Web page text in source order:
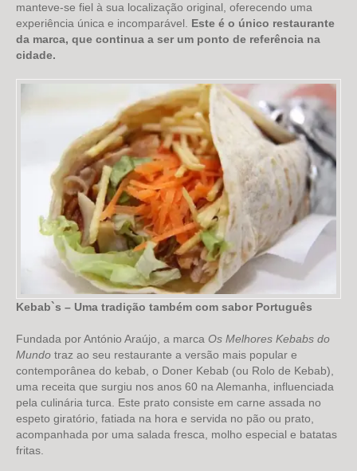
manteve-se fiel à sua localização original, oferecendo uma
experiência única e incomparável. Este é o único restaurante
da marca, que continua a ser um ponto de referência na
cidade.
Kebab`s – Uma tradição também com sabor Português
Fundada por António Araújo, a marca Os Melhores Kebabs do
Mundo traz ao seu restaurante a versão mais popular e
contemporânea do kebab, o Doner Kebab (ou Rolo de Kebab),
uma receita que surgiu nos anos 60 na Alemanha, influenciada
pela culinária turca. Este prato consiste em carne assada no
espeto giratório, fatiada na hora e servida no pão ou prato,
acompanhada por uma salada fresca, molho especial e batatas
fritas.